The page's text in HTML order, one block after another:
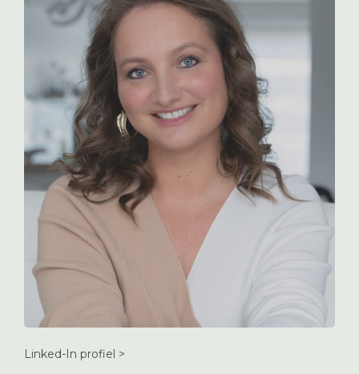
Linked-In profiel >